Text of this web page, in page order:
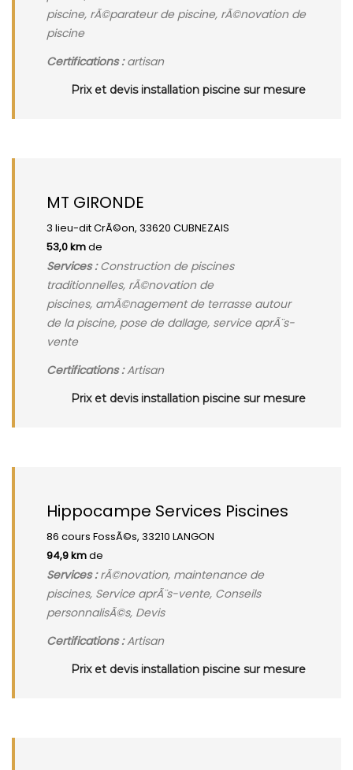
piscine, rÃ©parateur de piscine, rÃ©novation de
piscine
Certifications :artisan
Prix et devis installation piscine sur mesure
MT GIRONDE
3 lieu-dit CrÃ©on, 33620 CUBNEZAIS
53,0 kmde
Services :Construction de piscines
traditionnelles, rÃ©novation de
piscines, amÃ©nagement de terrasse autour
de la piscine, pose de dallage, service aprÃ¨s-
vente
Certifications :Artisan
Prix et devis installation piscine sur mesure
Hippocampe Services Piscines
86 cours FossÃ©s, 33210 LANGON
94,9 kmde
Services :rÃ©novation, maintenance de
piscines, Service aprÃ¨s-vente, Conseils
personnalisÃ©s, Devis
Certifications :Artisan
Prix et devis installation piscine sur mesure